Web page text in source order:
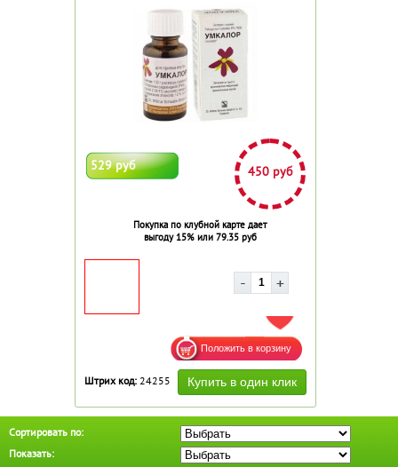
529 руб 450 руб
Покупка по клубной карте дает
выгоду 15% или 79.35 руб
ДОБАВИТЬ В ИЗБРАННОЕ
Штрих код: 24255
Сортировать по:
Показать: